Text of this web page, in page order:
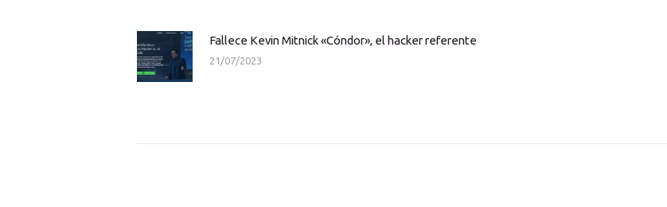
entradasPrevious
post:
Fallece Kevin Mitnick «Cóndor», el hacker referente
21/07/2023